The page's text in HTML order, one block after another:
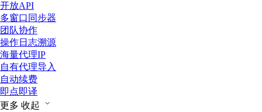
开放API
多窗口同步器
团队协作
操作日志溯源
海量代理IP
自有代理导入
自动续费
即点即译
更多 收起